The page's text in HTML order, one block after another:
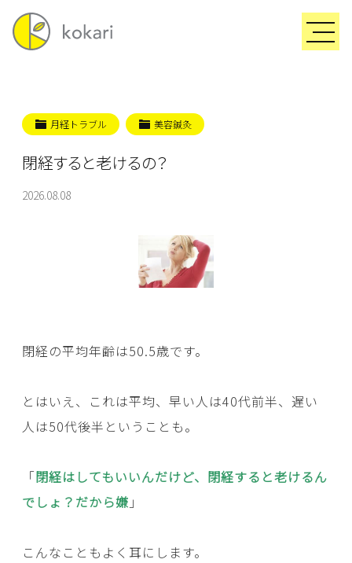
月経トラブル 美容鍼灸
閉経すると老けるの？
2026.08.08
閉経の平均年齢は50.5歳です。
とはいえ、これは平均、早い人は40代前半、遅い
人は50代後半ということも。
「閉経はしてもいいんだけど、閉経すると老けるん
でしょ？だから嫌 」
こんなこともよく耳にします。